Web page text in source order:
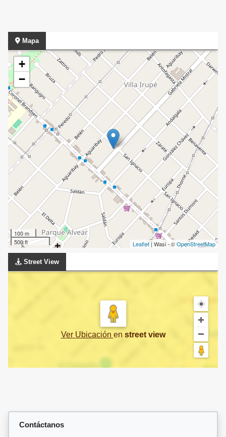
Mapa
+
−
100 m
500 ft
Leaflet| Wasi - ©OpenStreetMap
Street View
Ver Ubicación en street view
Contáctanos